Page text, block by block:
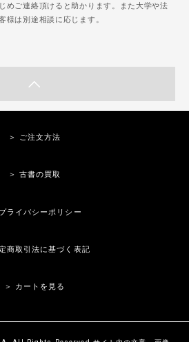
めご連絡頂けると助かります。また大学や法
様は別途相談に応じます。
＞ ご注文方法
＞ 古書の買取
ライバシーポリシー
商取引法に基づく表記
＞ カートを見る